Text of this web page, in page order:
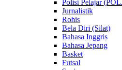
Polisi Pelajar
Jurnalistik
Rohis
Bela Diri (Silat)
Bahasa Inggris
Bahasa Jepang
Basket
Futsal